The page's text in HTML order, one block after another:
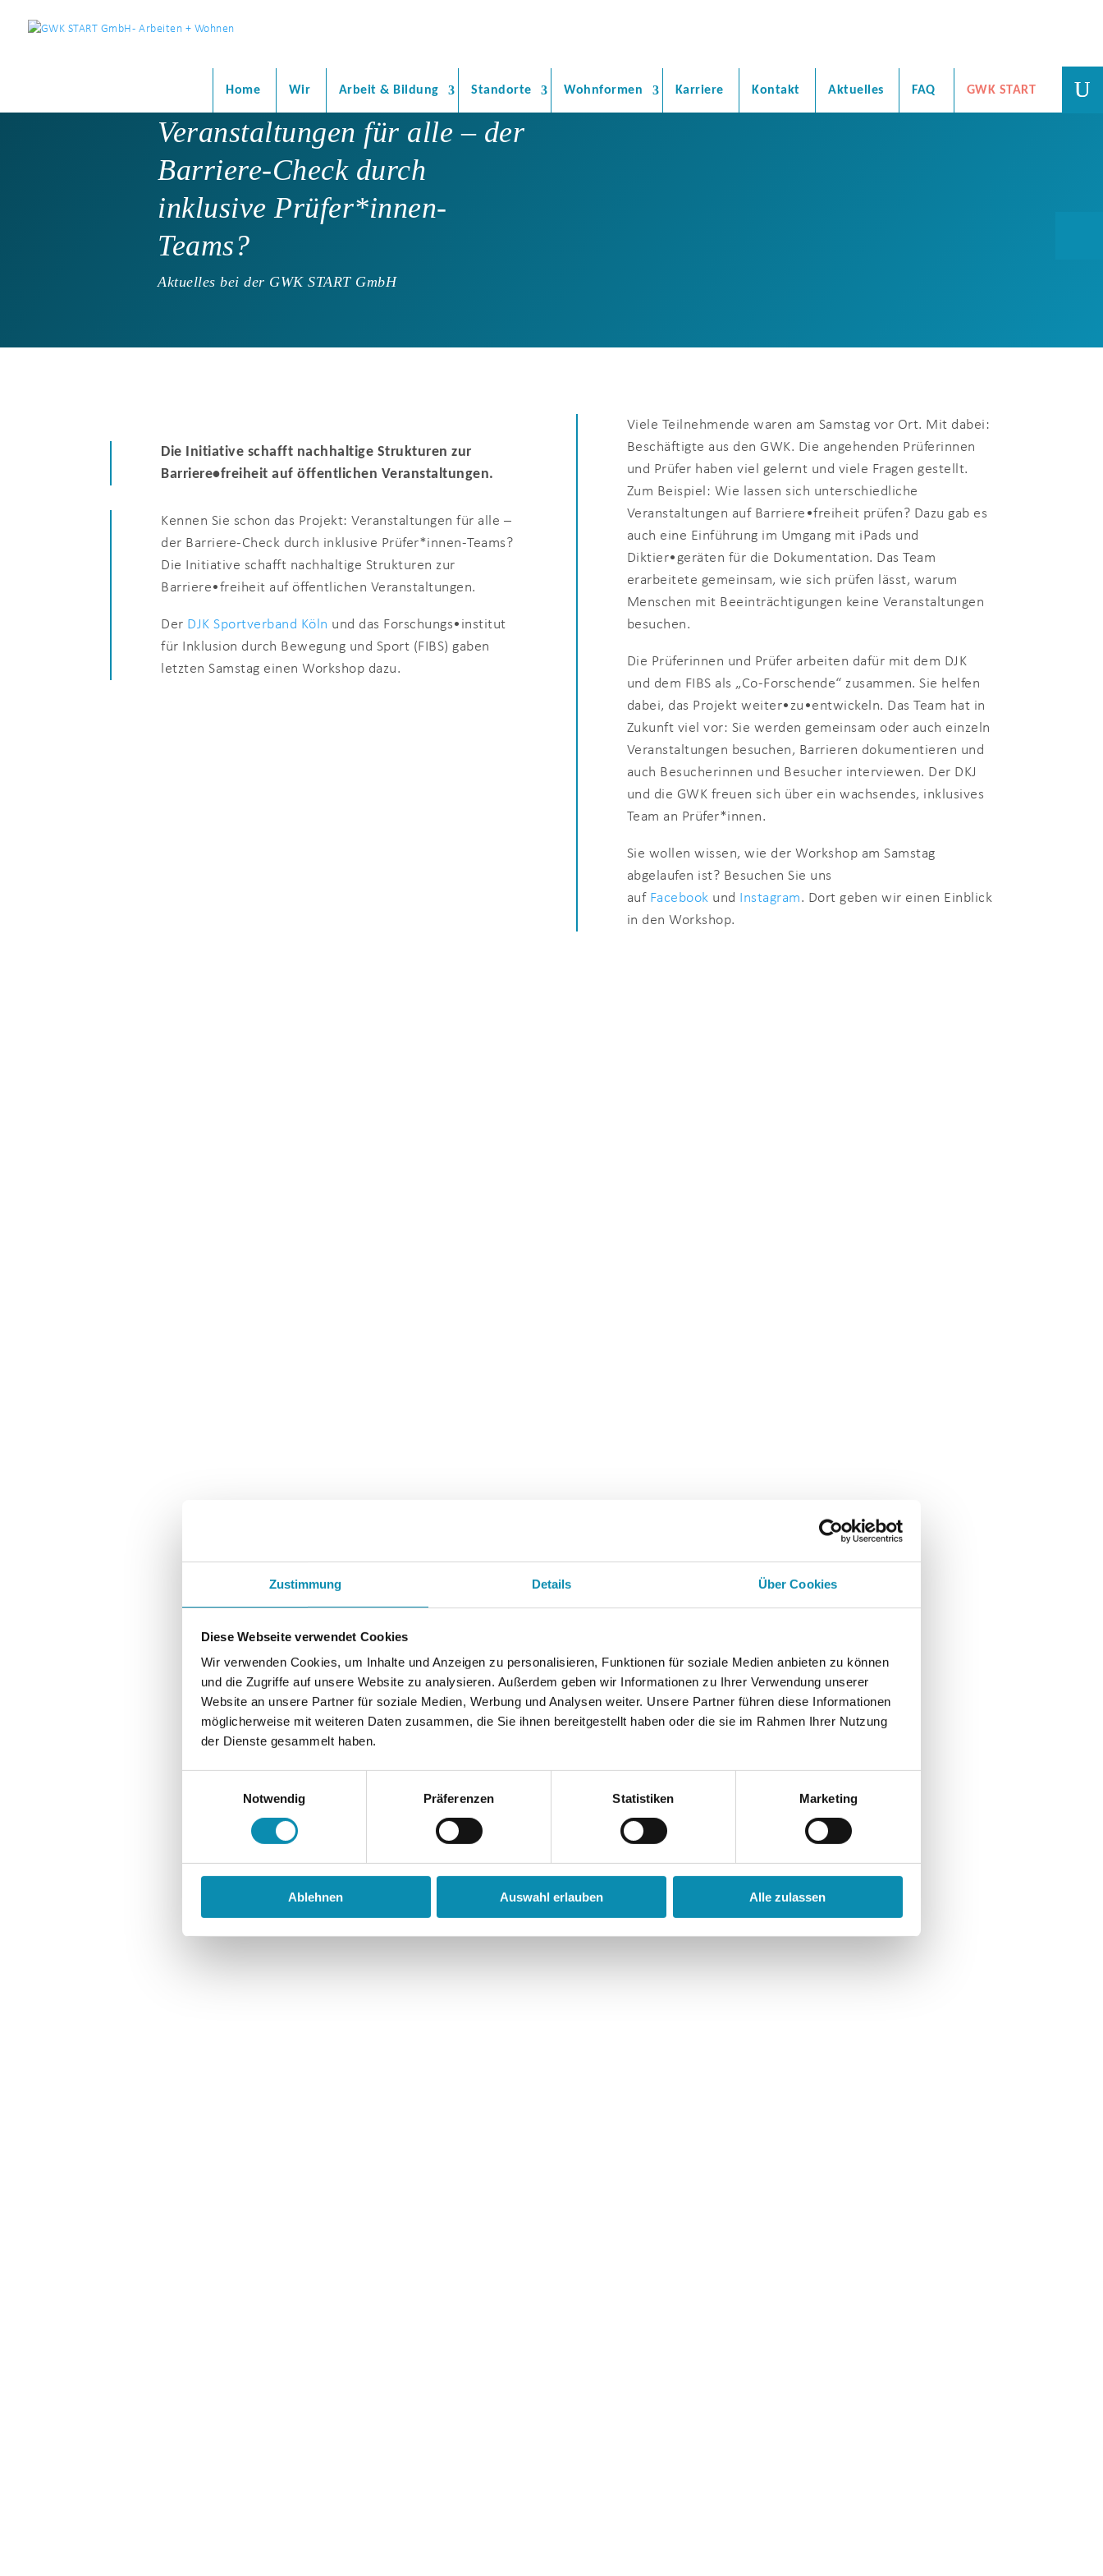
Zustimmung Details Über Cookies
Diese Webseite verwendet Cookies
Wir verwenden Cookies, um Inhalte und Anzeigen zu personalisieren, Funktionen für soziale Medien anbieten zu können
und die Zugriffe auf unsere Website zu analysieren. Außerdem geben wir Informationen zu Ihrer Verwendung unserer
Website an unsere Partner für soziale Medien, Werbung und Analysen weiter. Unsere Partner führen diese Informationen
möglicherweise mit weiteren Daten zusammen, die Sie ihnen bereitgestellt haben oder die sie im Rahmen Ihrer Nutzung
der Dienste gesammelt haben.
Notwendig
Präferenzen Statistiken Marketing
Ablehnen Auswahl erlauben Alle zulassen
Home Wir Arbeit & Bildung Standorte Wohnformen Karriere Kontakt Aktuelles FAQ GWK START
Veranstaltungen für alle – der
Barriere-Check durch
inklusive Prüfer*innen-
Teams?
Aktuelles bei der GWK START GmbH
Die Initiative schafft nachhaltige Strukturen zur
Barriere•freiheit auf öffentlichen Veranstaltungen.
Kennen Sie schon das Projekt: Veranstaltungen für alle –
der Barriere-Check durch inklusive Prüfer*innen-Teams?
Die Initiative schafft nachhaltige Strukturen zur
Barriere•freiheit auf öffentlichen Veranstaltungen.
Der DJK Sportverband Köln und das Forschungs•institut
für Inklusion durch Bewegung und Sport (FIBS) gaben
letzten Samstag einen Workshop dazu.
Viele Teilnehmende waren am Samstag vor Ort. Mit dabei:
Beschäftigte aus den GWK. Die angehenden Prüferinnen
und Prüfer haben viel gelernt und viele Fragen gestellt.
Zum Beispiel: Wie lassen sich unterschiedliche
Veranstaltungen auf Barriere•freiheit prüfen? Dazu gab es
auch eine Einführung im Umgang mit iPads und
Diktier•geräten für die Dokumentation. Das Team
erarbeitete gemeinsam, wie sich prüfen lässt, warum
Menschen mit Beeinträchtigungen keine Veranstaltungen
besuchen.
Die Prüferinnen und Prüfer arbeiten dafür mit dem DJK
und dem FIBS als „Co-Forschende“ zusammen. Sie helfen
dabei, das Projekt weiter•zu•entwickeln. Das Team hat in
Zukunft viel vor: Sie werden gemeinsam oder auch einzeln
Veranstaltungen besuchen, Barrieren dokumentieren und
auch Besucherinnen und Besucher interviewen. Der DKJ
und die GWK freuen sich über ein wachsendes, inklusives
Team an Prüfer*innen.
Sie wollen wissen, wie der Workshop am Samstag
abgelaufen ist? Besuchen Sie uns
auf Facebook und Instagram. Dort geben wir einen Einblick
in den Workshop.